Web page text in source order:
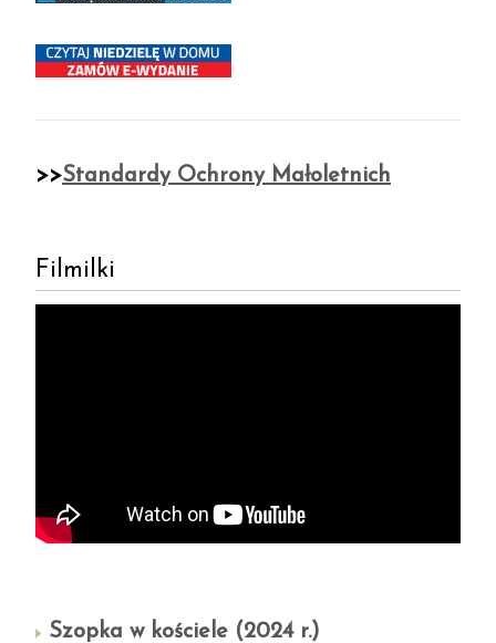
>>Standardy Ochrony Małoletnich
Filmilki
Szopka w kościele (2024 r.)